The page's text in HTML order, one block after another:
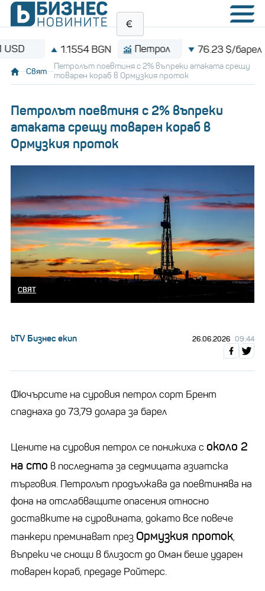
1.1554 BGN Петрол 76.23 $/барел
Свят
Петролът поевтиня с 2% въпреки атаката срещу
товарен кораб в Ормузкия проток
Петролът поевтиня с 2% въпреки
атаката срещу товарен кораб в
Ормузкия проток
СВЯТ
bTV Бизнес екип 26.06.2026 09:44
Фючърсите на суровия петрол сорт Брент
спаднаха до 73,79 долара за барел
Цените на суровия петрол се понижиха с около 2
на сто в последната за седмицата азиатска
търговия. Петролът продължава да поевтинява на
фона на отслабващите опасения относно
доставките на суровината, докато все повече
танкери преминават през Ормузкия проток,
въпреки че снощи в близост до Оман беше ударен
товарен кораб, предаде Ройтерс.